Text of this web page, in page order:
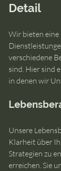
Detail
Wir bieten
verschiedene
sind. Hier sind
in denen wir
Unsere
Klarheit über
Strategien zu
erreichen. Sie